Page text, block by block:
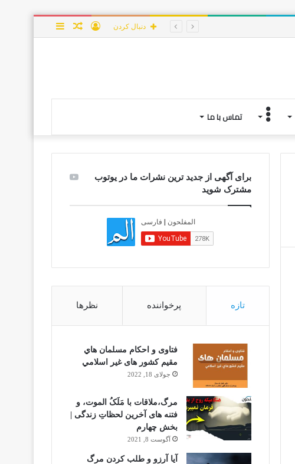
نوشته ورود دنبال کردن
تماس با ما
برای آگهی از جدید ترین نشرات ما در یوتوب
مشترک شوید
تازه پرخواننده نظرها
فتاوى و احكام مسلمان هاي
مقيم كشور هاى غير اسلامي
جولای 18, 2022
مرگ،ملاقات با مَلَکُ الموت، و
فتنه های آخرین لحظاتِ زندگی |
بخش چهارم
آگوست 8, 2021
آیا آرزو و طلب کردن مرگ